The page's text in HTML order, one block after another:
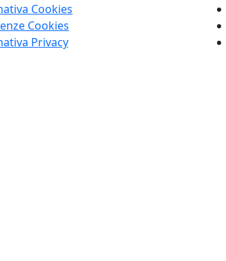
Cookies
Cookies
Privacy